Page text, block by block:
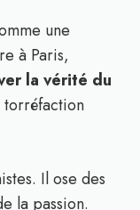
une
à Paris,
la vérité du
torréfaction
Il ose des
la passion.